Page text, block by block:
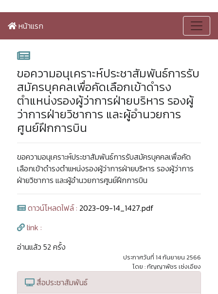
หน้าแรก
ขอความอนุเคราะห์ประชาสัมพันธ์การรับ
สมัครบุคคลเพื่อคัดเลือกเข้าดำรง
ตำแหน่งรองผู้ว่าการฝ่ายบริหาร รองผู้
ว่าการฝ่ายวิชาการ และผู้อำนวยการ
ศูนย์ฝึกการบิน
ขอความอนุเคราะห์ประชาสัมพันธ์การรับสมัครบุคคลเพื่อคัด
เลือกเข้าดำรงตำแหน่งรองผู้ว่าการฝ่ายบริหาร รองผู้ว่าการ
ฝ่ายวิชาการ และผู้อำนวยการศูนย์ฝึกการบิน
ดาวน์โหลดไฟล์ : 2023-09-14_1427.pdf
link :
อ่านแล้ว 52 ครั้ง
ประกาศวันที่ 14 กันยายน 2566
โดย : กัญญาพัชร เซ่งเอียง
สื่อประชาสัมพันธ์